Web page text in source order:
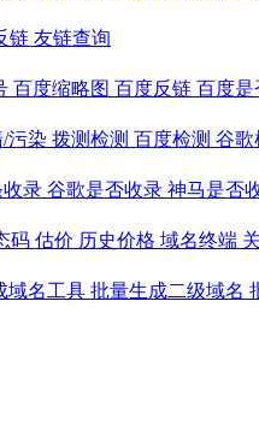
链 友链查询
百度缩略图 百度反链 百度
污染 拨测检测 百度检测 谷
录 谷歌是否收录 神马是否
码 估价 历史价格 域名终端
域名工具 批量生成二级域名